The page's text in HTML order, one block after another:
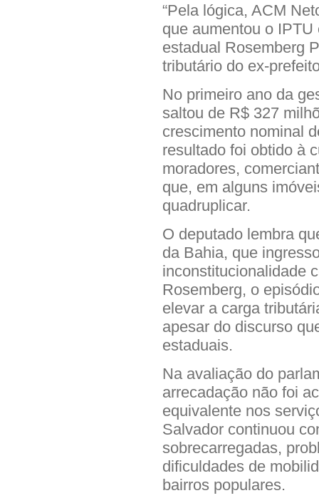
“Pela lógica, ACM
que aumentou o IPTU
estadual Rosemberg
tributário do ex-
No primeiro ano da
saltou de R$ 327
crescimento nominal
resultado foi obtido à
moradores,
que, em alguns
quadruplicar.
O deputado lembra
da Bahia, que
inconstitucionalidade
Rosemberg, o
elevar a carga
apesar do discurso
estaduais.
Na avaliação do
arrecadação não foi
equivalente nos
Salvador continuou
sobrecarregadas,
dificuldades de
bairros populares.